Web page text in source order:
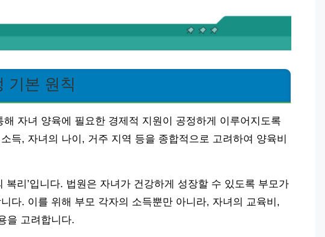
기본 원칙
자녀 양육에 필요한 경제적 지원이 공정하게 이루어지도록
득, 자녀의 나이, 거주 지역 등을 종합적으로 고려하여 양육비
복리’입니다. 법원은 자녀가 건강하게 성장할 수 있도록 부모가
다. 이를 위해 부모 각자의 소득뿐만 아니라, 자녀의 교육비,
을 고려합니다.